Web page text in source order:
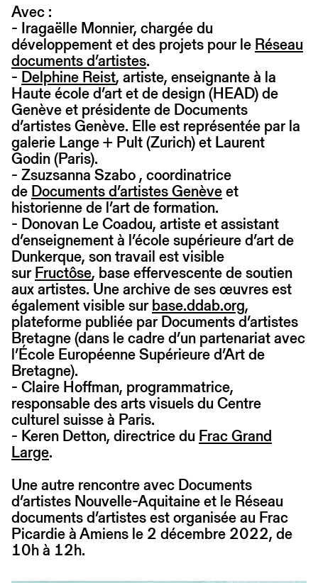
Avec :
- Iragaëlle Monnier, chargée du
développement et des projets pour le Réseau
documents d’artistes.
- Delphine Reist, artiste, enseignante à la
Haute école d’art et de design (HEAD) de
Genève et présidente de Documents
d’artistes Genève. Elle est représentée par la
galerie Lange + Pult (Zurich) et Laurent
Godin (Paris).
- Zsuzsanna Szabo , coordinatrice
de Documents d’artistes Genèveet
historienne de l’art de formation.
- Donovan Le Coadou, artiste et assistant
d’enseignement à l’école supérieure d’art de
Dunkerque, son travail est visible
surFructôse, base effervescente de soutien
aux artistes. Une archive de ses œuvres est
également visible surbase.ddab.org,
plateforme publiée par Documents d’artistes
Bretagne (dans le cadre d’un partenariat avec
l’École Européenne Supérieure d’Art de
Bretagne).
- Claire Hoffman, programmatrice,
responsable des arts visuels du Centre
culturel suisse à Paris.
- Keren Detton, directrice du Frac Grand
Large.
Une autre rencontre avec Documents
d’artistes Nouvelle-Aquitaine et le Réseau
documents d’artistes est organisée au Frac
Picardie à Amiens le 2 décembre 2022, de
10h à 12h.